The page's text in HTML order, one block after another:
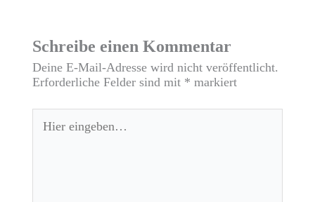
Schreibe einen Kommentar
Deine E-Mail-Adresse wird nicht veröffentlicht.
Erforderliche Felder sind mit * markiert
eingeben…